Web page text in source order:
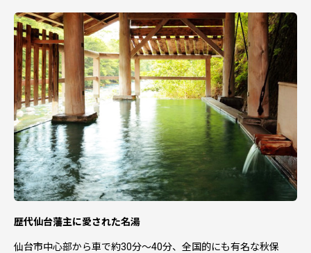
歴代仙台藩主に愛された名湯
仙台市中心部から車で約30分～40分、全国的にも有名な秋保